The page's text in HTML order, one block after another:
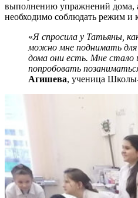
выполнению упражнений дома,
необходимо соблюдать режим и
«Я спросила у Татьяны,
можно мне поднимать
дома они есть. Мне стало
попробовать
Агишева, ученица